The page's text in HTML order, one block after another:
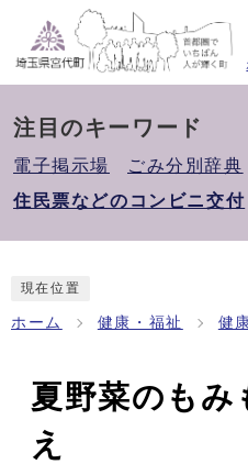
注目のキーワード
電子掲示場
ごみ分別辞典
住民票などのコンビニ交付
現在位置
ホーム 健康・福祉 健
夏野菜のもみ
え